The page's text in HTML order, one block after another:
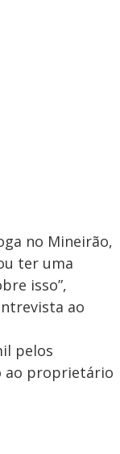
no Mineirão,
ter uma
isso”,
ao
pelos
ao proprietário